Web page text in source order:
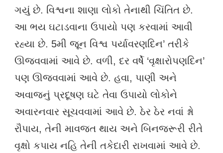
ગયું છે. વિશ્વના શાણા લોકો તેનાથી ચિંતિત છે.
આ ભય ઘટાડવાના ઉપાયો પણ કરવામાં આવી
રહ્યા છે. 5મી જૂન વિશ્વ પર્યાવરણદિન’ તરીકે
ઊજવવામાં આવે છે. વળી, દર વર્ષે ‘વૃક્ષારોપણદિન’
પણ ઊજવવામાં આવે છે. હવા, પાણી અને
અવાજનું પ્રદૂષણ ઘટે તેવા ઉપાયો લોકોને
અવારનવાર સૂચવવામાં આવે છે. ઠેર ઠેર નવાં શ્નો
રૌપાય, તેની માવજત થાય અને બિનજરૂરી રીતે
વૃક્ષો કપાય નહિ તેની તકેદારી રાખવામાં આવે છે.